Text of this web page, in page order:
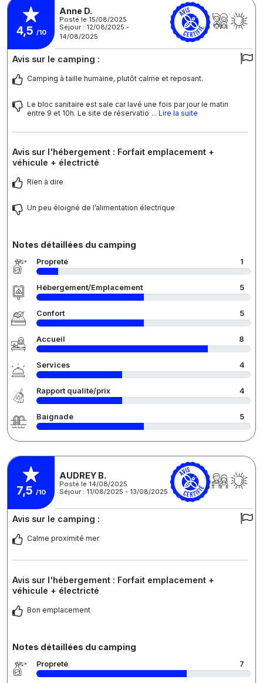
4,5 /10
Anne D.
Posté le 15/08/2025
Séjour : 12/08/2025 -
14/08/2025
Avis sur le camping :
Camping à taille humaine, plutôt calme et reposant.
Le bloc sanitaire est sale car lavé une fois par jour le matin
entre 9 et 10h. Le site de réservatio ... Lire la suite
Avis sur l'hébergement : Forfait emplacement +
véhicule + électricté
Rien à dire
Un peu éloigné de l’alimentation électrique
Notes détaillées du camping
Propreté 1
Hébergement/Emplacement 5
Confort 5
Accueil 8
Services 4
Rapport qualité/prix 4
Baignade 5
7,5 /10
AUDREY B.
Posté le 14/08/2025
Séjour : 11/08/2025 - 13/08/2025
Avis sur le camping :
Calme proximité mer
Avis sur l'hébergement : Forfait emplacement +
véhicule + électricté
Bon emplacement
Notes détaillées du camping
Propreté 7